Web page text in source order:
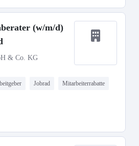
(w/m/d)
& Co. KG
Jobrad Mitarbeiterrabatte